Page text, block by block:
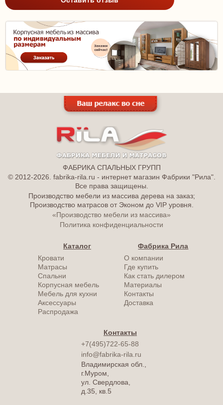
ФАБРИКА СПАЛЬНЫХ ГРУПП
© 2012-2026. fabrika-rila.ru - интернет магазин Фабрики "Рила".
Все права защищены.
Производство мебели из массива дерева на заказ;
Производство матрасов от Эконом до VIP уровня.
«Производство мебели из массива»
Политика конфиденциальности
Каталог
Кровати
Матрасы
Спальни
Корпусная мебель
Мебель для кухни
Аксессуары
Распродажа
Фабрика Рила
О компании
Где купить
Как стать дилером
Материалы
Контакты
Доставка
Контакты
+7(495)722-65-88
info@fabrika-rila.ru
Владимирская обл.,
г.Муром,
ул. Свердлова,
д.35, кв.5